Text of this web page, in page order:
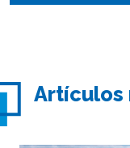
Artículos